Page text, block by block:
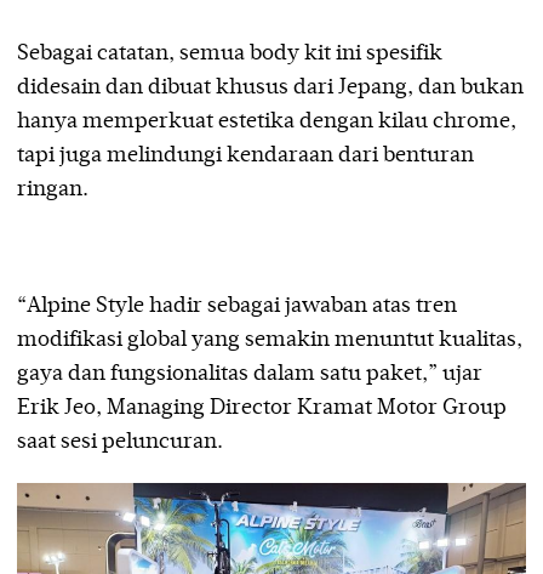
Sebagai catatan, semua body kit ini spesifik
didesain dan dibuat khusus dari Jepang, dan bukan
hanya memperkuat estetika dengan kilau chrome,
tapi juga melindungi kendaraan dari benturan
ringan.
“Alpine Style hadir sebagai jawaban atas tren
modifikasi global yang semakin menuntut kualitas,
gaya dan fungsionalitas dalam satu paket,” ujar
Erik Jeo, Managing Director Kramat Motor Group
saat sesi peluncuran.